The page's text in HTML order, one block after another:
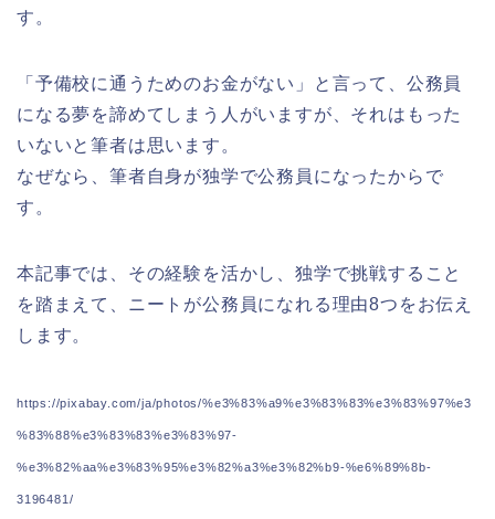
す。
「予備校に通うためのお金がない」と言って、公務員
になる夢を諦めてしまう人がいますが、それはもった
いないと筆者は思います。
なぜなら、筆者自身が独学で公務員になったからで
す。
本記事では、その経験を活かし、独学で挑戦すること
を踏まえて、ニートが公務員になれる理由8つをお伝え
します。
https://pixabay.com/ja/photos/%e3%83%a9%e3%83%83%e3%83%97%e3
%83%88%e3%83%83%e3%83%97-
%e3%82%aa%e3%83%95%e3%82%a3%e3%82%b9-%e6%89%8b-
3196481/